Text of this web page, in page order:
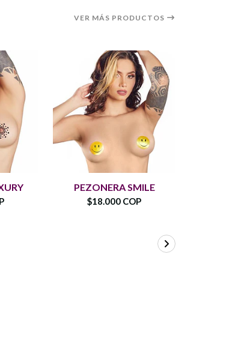
VER MÁS PRODUCTOS
PEZONERA SMILE
$18.000 COP